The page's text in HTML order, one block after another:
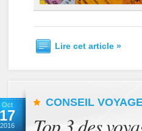
Lire cet article »
Oct
17
2016
CONSEIL